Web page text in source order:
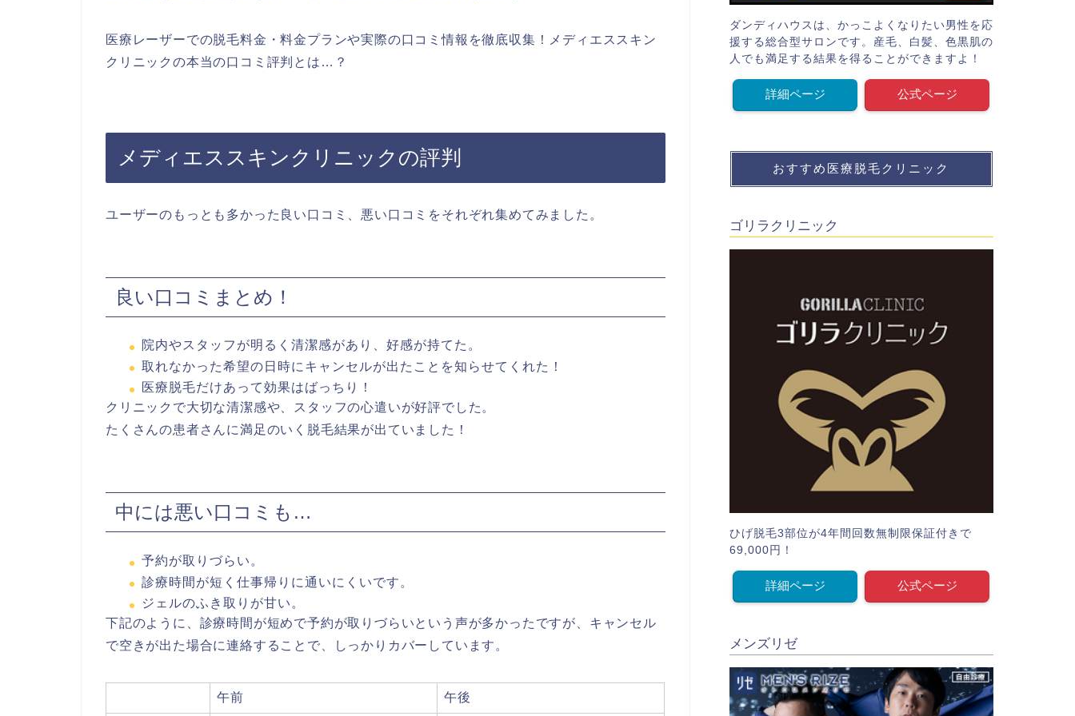
医療レーザーでの脱毛料金・料金プランや実際の口コミ情報を徹底収集！メディエススキン
クリニックの本当の口コミ評判とは…？
メディエススキンクリニックの評判
ユーザーのもっとも多かった良い口コミ、悪い口コミをそれぞれ集めてみました。
良い口コミまとめ！
院内やスタッフが明るく清潔感があり、好感が持てた。
取れなかった希望の日時にキャンセルが出たことを知らせてくれた！
医療脱毛だけあって効果はばっちり！
クリニックで大切な清潔感や、スタッフの心遣いが好評でした。
たくさんの患者さんに満足のいく脱毛結果が出ていました！
中には悪い口コミも…
予約が取りづらい。
診療時間が短く仕事帰りに通いにくいです。
ジェルのふき取りが甘い。
下記のように、診療時間が短めで予約が取りづらいという声が多かったですが、キャンセル
で空きが出た場合に連絡することで、しっかりカバーしています。
午前 午後
ダンディハウスは、かっこよくなりたい男性を応
援する総合型サロンです。産毛、白髪、色黒肌の
人でも満足する結果を得ることができますよ！
詳細ページ 公式ページ
おすすめ医療脱毛クリニック
ゴリラクリニック
ひげ脱毛3部位が4年間回数無制限保証付きで
69,000円！
詳細ページ 公式ページ
メンズリゼ